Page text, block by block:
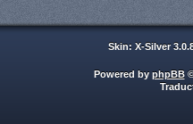
Skin: X-Silver
Powered by phpBB©